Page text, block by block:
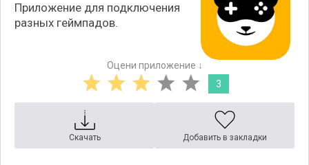
Приложение для подключения
разных геймпадов.
Оцени приложение ↓
3
Скачать Добавить в закладки